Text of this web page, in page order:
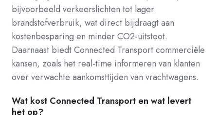
bijvoorbeeld verkeerslichten tot lager
brandstofverbruik, wat direct bijdraagt aan
kostenbesparing en minder CO2-uitstoot.
Daarnaast biedt Connected Transport commerciële
kansen, zoals het real-time informeren van klanten
over verwachte aankomsttijden van vrachtwagens.
Wat kost Connected Transport en wat levert
het op?